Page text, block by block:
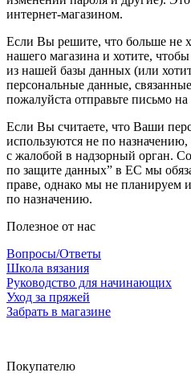
интернет-магазином.
Если Вы решите, что больше не
нашего магазина и хотите,
из нашей базы данных (или
персональные данные,
пожалуйста отправьте письмо
Если Вы считаете, что Ваши
используются не по
с жалобой в надзорный орган.
по защите данных” в ЕС мы
праве, однако мы не планируем
по назначению.
Полезное от нас
Вопросы/Ответы
Школа вязания
Руководство для начинающих
Уход за пряжей
Забрать в магазине
Покупателю